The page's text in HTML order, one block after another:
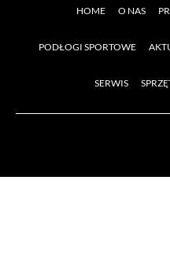
HOME O NAS
PODŁOGI SPORTOWE
SERWIS